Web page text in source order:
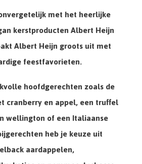
met het heerlijke
kerstproducten Albert Heijn
Albert Heijn groots uit met
feestfavorieten.
hoofdgerechten zoals de
cranberry en appel, een truffel
wellington of een Italiaanse
heb je keuze uit
aardappelen,